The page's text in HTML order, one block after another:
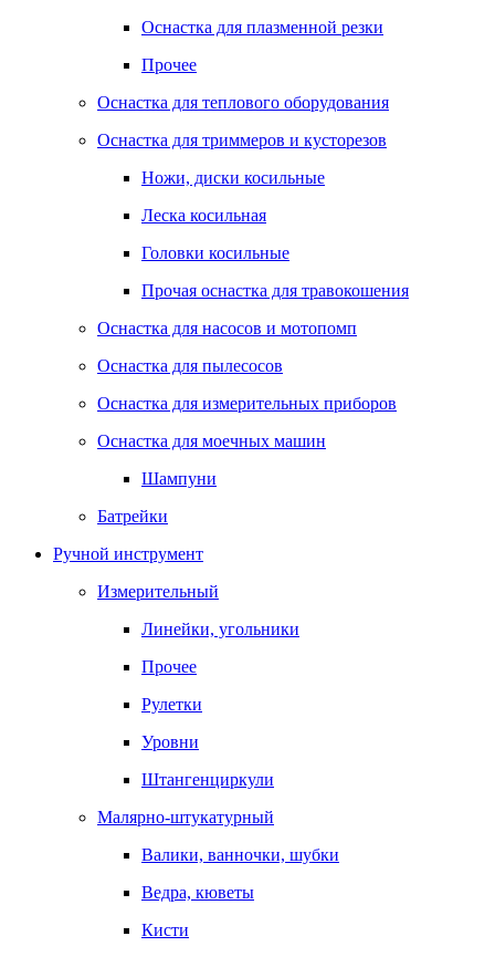
Оснастка для плазменной резки
Прочее
Оснастка для теплового оборудования
Оснастка для триммеров и кусторезов
Ножи, диски косильные
Леска косильная
Головки косильные
Прочая оснастка для травокошения
Оснастка для насосов и мотопомп
Оснастка для пылесосов
Оснастка для измерительных приборов
Оснастка для моечных машин
Шампуни
Батрейки
Ручной инструмент
Измерительный
Линейки, угольники
Прочее
Рулетки
Уровни
Штангенциркули
Малярно-штукатурный
Валики, ванночки, шубки
Ведра, кюветы
Кисти